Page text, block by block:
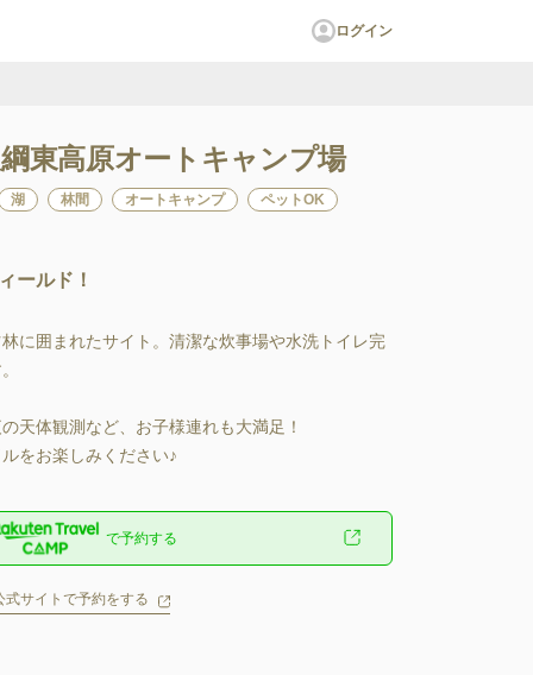
ログイン
東高原オートキャンプ場
湖 林間 オートキャンプ
ペットOK
ールド！
に囲まれたサイト。清潔な炊事場や水洗トイレ完
天体観測など、お子様連れも大満足！
をお楽しみください♪
で予約する
式サイトで予約をする